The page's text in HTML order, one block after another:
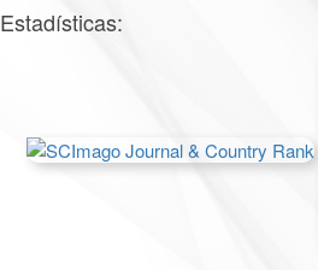
Estadísticas: